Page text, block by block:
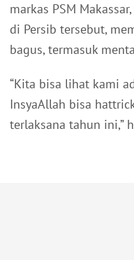
markas PSM
di Persib tersebut,
bagus, termasuk
“Kita bisa lihat kami
InsyaAllah bisa
terlaksana tahun ini,”